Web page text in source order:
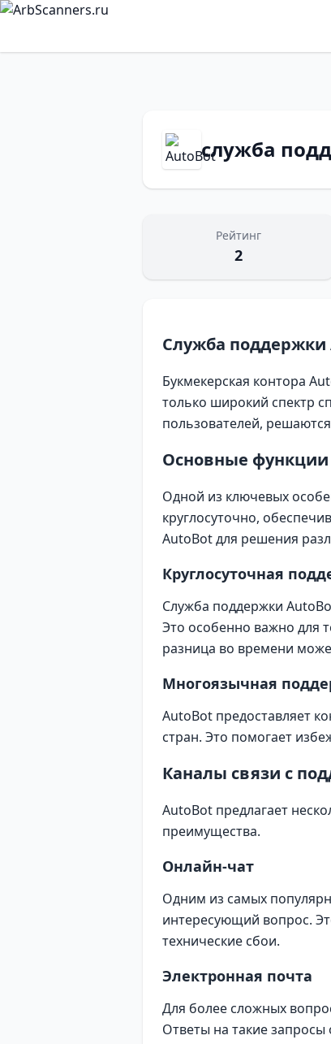
служба
Рейтинг
2
Служба
Букмекерская контора
только широкий спектр
пользователей,
Основные
Одной из ключевых
круглосуточно,
AutoBot для решения
Круглосуточная
Служба поддержки
Это особенно важно для
разница во времени
Многоязычная
AutoBot предоставляет
стран. Это помогает
Каналы связи с
AutoBot предлагает
преимущества.
Онлайн-чат
Одним из самых
интересующий вопрос.
технические сбои.
Электронная почта
Для более сложных
Ответы на такие